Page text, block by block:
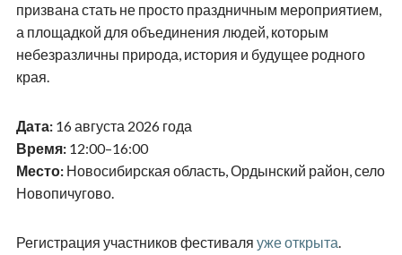
призвана стать не просто праздничным мероприятием,
а площадкой для объединения людей, которым
небезразличны природа, история и будущее родного
края.
Дата:16 августа 2026 года
Время:12:00–16:00
Место: Новосибирская область, Ордынский район, село
Новопичугово.
Регистрация участников фестиваля уже открыта.